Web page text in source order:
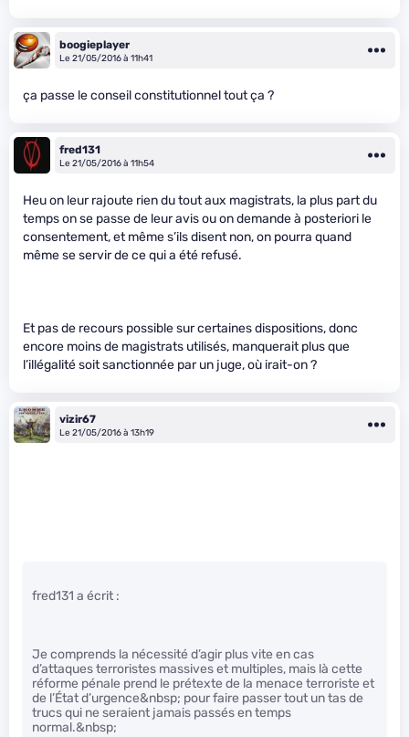
boogieplayer
Le 21/05/2016 à 11h41
ça passe le conseil constitutionnel tout ça ?
fred131
Le 21/05/2016 à 11h54
Heu on leur rajoute rien du tout aux magistrats, la plus part du
temps on se passe de leur avis ou on demande à posteriori le
consentement, et même s’ils disent non, on pourra quand
même se servir de ce qui a été refusé.
Et pas de recours possible sur certaines dispositions, donc
encore moins de magistrats utilisés, manquerait plus que
l’illégalité soit sanctionnée par un juge, où irait-on ?
vizir67
Le 21/05/2016 à 13h19
fred131 a écrit :
Je comprends la nécessité d’agir plus vite en cas
d’attaques terroristes massives et multiples, mais là cette
réforme pénale prend le prétexte de la menace terroriste et
de l’État d’urgence&nbsp; pour faire passer tout un tas de
trucs qui ne seraient jamais passés en temps
normal.&nbsp;